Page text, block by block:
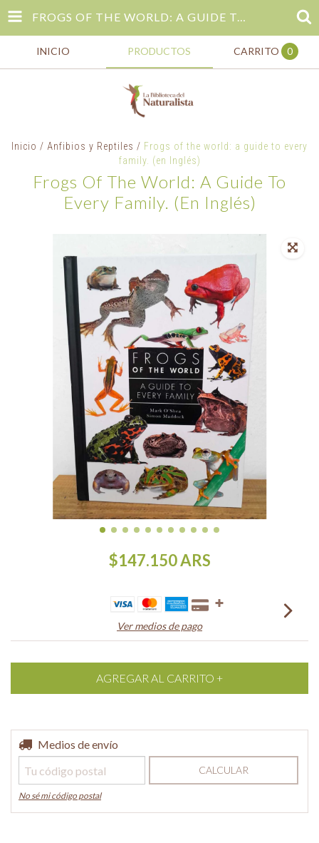
FROGS OF THE WORLD: A GUIDE TO EVERY FAMILY. (EN INGLÉS)
INICIO PRODUCTOS CARRITO 0
Inicio / Anfibios y Reptiles / Frogs of the world: a guide to every
family. (en Inglés)
Frogs Of The World: A Guide To
Every Family. (en Inglés)
$147.150ARS
Ver medios de pago
Entregas para el CP:
Medios de envío
CALCULAR
No sé mi código postal